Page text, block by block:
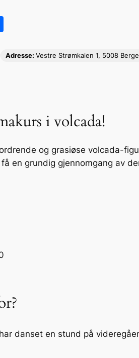
ar
Adresse: Vestre Strømkaien 1, 5008
i volcada!
og grasiøse volcada-
en grundig gjennomgang av
danset en stund på